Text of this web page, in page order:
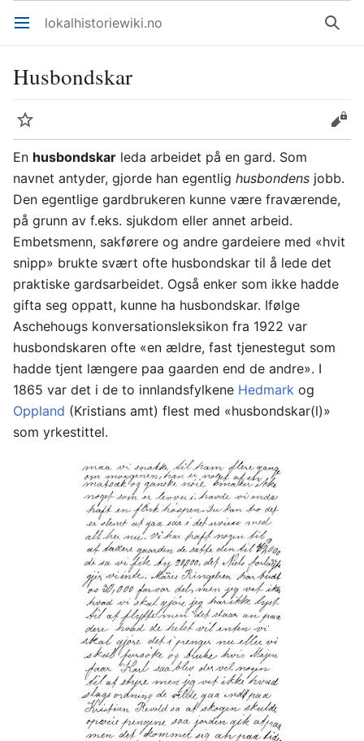
Åpne hovedmenyen lokalhistoriewiki.no Søk
Husbondskar
Overvåk
Rediger
En husbondskar leda arbeidet på en gard. Som
navnet antyder, gjorde han egentlig husbondens jobb.
Den egentlige gardbrukeren kunne være fraværende,
på grunn av f.eks. sjukdom eller annet arbeid.
Embetsmenn, sakførere og andre gardeiere med «hvit
snipp» brukte svært ofte husbondskar til å lede det
praktiske gardsarbeidet. Også enker som ikke hadde
gifta seg oppatt, kunne ha husbondskar. Ifølge
Aschehougs konversationsleksikon fra 1922 var
husbondskaren ofte «en ældre, fast tjenestegut som
hadde tjent længere paa gaarden end de andre». I
1865 var det i de to innlandsfylkene Hedmark og
Oppland (Kristians amt) flest med «husbondskar(l)»
som yrkestittel.